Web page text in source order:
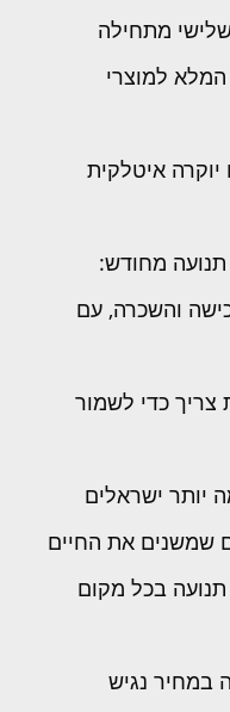
מתחילה
המלא למוצרי
איטלקית
מחודש:
והשכרה, עם
כדי לשמור
יותר ישראלים
שמשנים את החיים
בכל מקום
במחיר נגיש